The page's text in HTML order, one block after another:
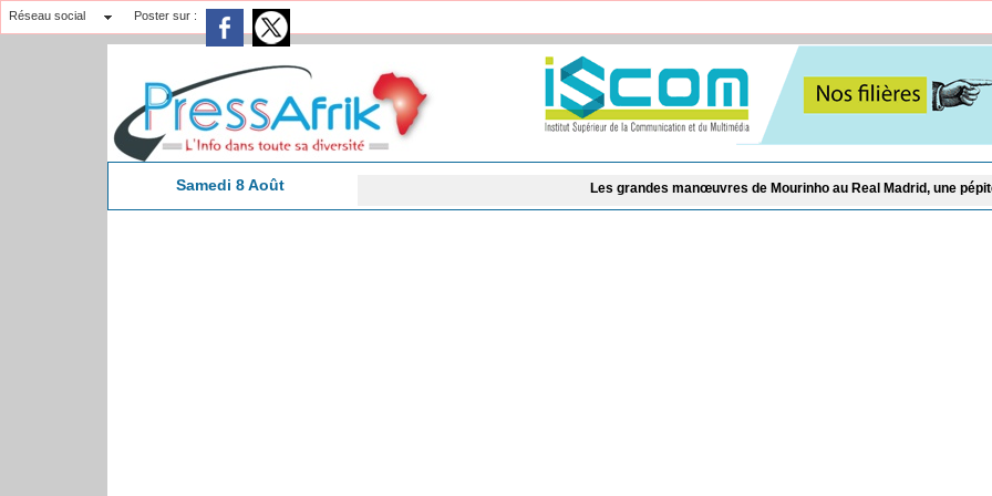
Réseau social Poster sur :
Samedi 8 Août Les grandes manœuvres de Mourinho au Real Madrid, une pépite du Barça